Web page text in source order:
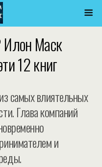
Илон Маск
12 книг
самых влиятельных
Глава компаний
и